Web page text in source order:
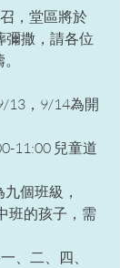
，堂區將於
彌撒，請各位
13，9/14為開
11:00 兒童道
個班級，
班的孩子，需
、二、四、